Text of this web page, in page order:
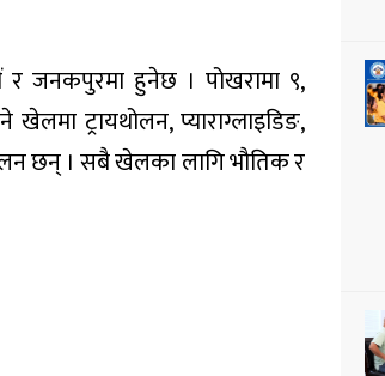
जनकपुरमा हुनेछ । पोखरामा ९,
ट्रायथोलन, प्याराग्लाइडिङ,
छन् । सबै खेलका लागि भौतिक र